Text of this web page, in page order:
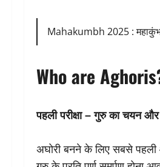
Mahakumbh 2025 : महाकुंभ
Who are
पहली परीक्षा – गुरु का चयन और
अघोरी बनने के लिए सबसे पहली